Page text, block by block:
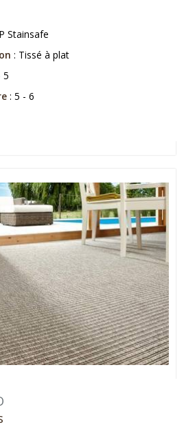
Stainsafe
: Tissé à plat
5
: 5 - 6